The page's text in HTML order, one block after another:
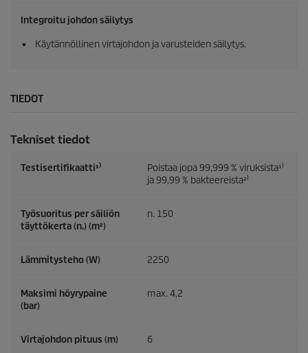
Integroitu johdon säilytys
Käytännöllinen virtajohdon ja varusteiden säilytys.
TIEDOT
Tekniset tiedot
Testisertifikaatti¹⁾
Poistaa jopa 99,999 % viruksista¹⁾
ja 99,99 % bakteereista²⁾
Työsuoritus per säiliön
täyttökerta (n.) (m²)
n. 150
Lämmitysteho (W) 2250
Maksimi höyrypaine
(bar)
max. 4,2
Virtajohdon pituus (m) 6